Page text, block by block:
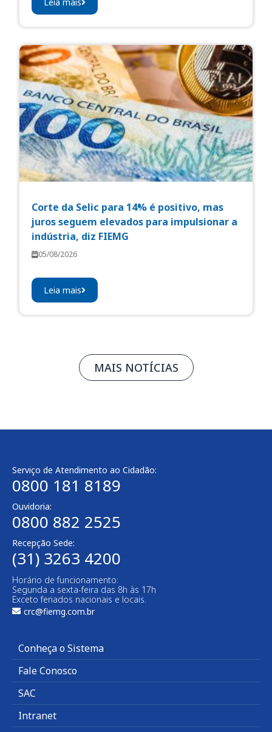
Corte da Selic para 14% é positivo, mas
juros seguem elevados para impulsionar a
indústria, diz FIEMG
05/08/2026
Leia mais
MAIS NOTÍCIAS
Serviço de Atendimento ao Cidadão:
0800 181 8189
Ouvidoria:
0800 882 2525​
Recepção Sede:
(31) 3263 4200
Horário de funcionamento:
Segunda a sexta-feira das 8h às 17h
Exceto feriados nacionais e locais.
crc@fiemg.com.br
Conheça o Sistema
Fale Conosco
SAC
Intranet